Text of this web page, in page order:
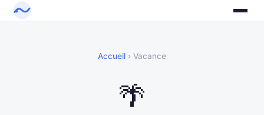
Accueil › Vacance
🌴